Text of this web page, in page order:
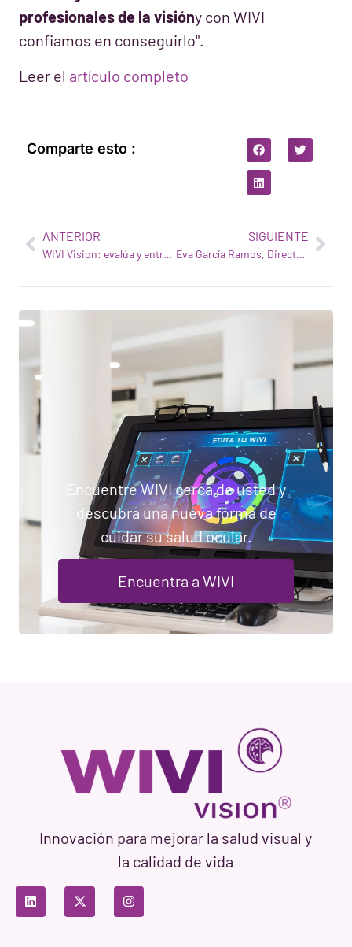
profesionales de la visióny con WIVI
confiamos en conseguirlo".
Leer el artículo completo
Comparte esto :
ANTERIOR
WIVI Vision: evalúa y entrena tu visión con la tecnología
SIGUIENTE
Eva García Ramos, Directora General y Cofundadora de WIVI Vision, ganadora de los Premios WA4STEAM
Encuentre WIVI cerca de usted y
descubra una nueva forma de
cuidar su salud ocular.
Encuentra a WIVI
Innovación para mejorar la salud visual y
la calidad de vida